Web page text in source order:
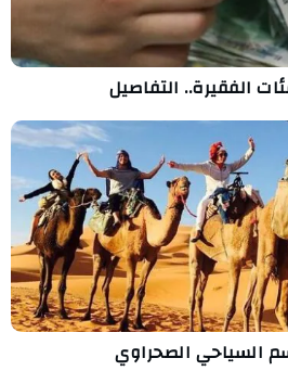
الفقيرة.. التفاصيل
السياحي الصحراوي